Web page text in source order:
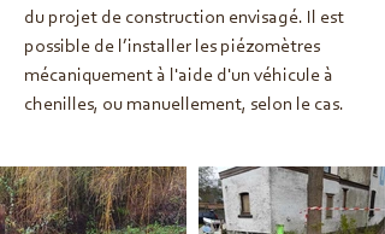
du projet de construction envisagé. Il est
possible de l’installer les piézomètres
mécaniquement à l'aide d'un véhicule à
chenilles, ou manuellement, selon le cas.